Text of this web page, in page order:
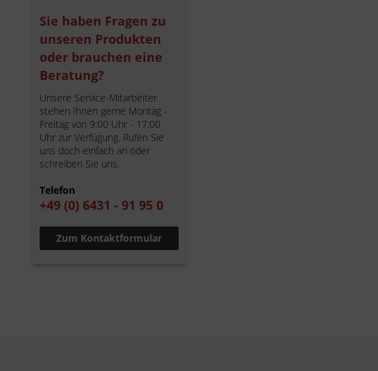
Sie haben Fragen zu
unseren Produkten
oder brauchen eine
Beratung?
Unsere Service-Mitarbeiter
stehen Ihnen gerne Montag -
Freitag von 9:00 Uhr - 17:00
Uhr zur Verfügung. Rufen Sie
uns doch einfach an oder
schreiben Sie uns.
Telefon
+49 (0) 6431 - 91 95 0
Zum Kontaktformular